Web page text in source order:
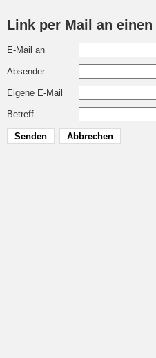
Link per Mail an
E-Mail an
Absender
Eigene E-Mail
Betreff
Senden Abbrechen